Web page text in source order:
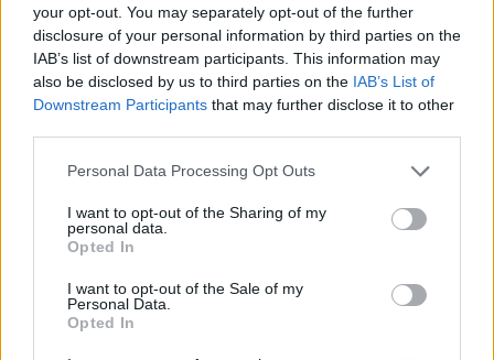
your opt-out. You may separately opt-out of the further
disclosure of your personal information by third parties on the
IAB’s list of downstream participants. This information may
also be disclosed by us to third parties on the IAB’s List of
Downstream Participants that may further disclose it to other
Please note that this website/app uses one or more Google
not limited to your visit or usage behaviour. You may click to
grant or deny consent to Google and its third-party tags to
use your data for below specified purposes in below Google
consent section.
Personal Data Processing Opt Outs
I want to opt-out of the Sharing of my
personal data.
Opted In
I want to opt-out of the Sale of my
Personal Data.
Opted In